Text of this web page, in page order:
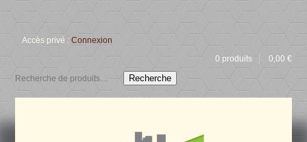
Accès privé :Connexion
0 produits
0,00 €
Recherche